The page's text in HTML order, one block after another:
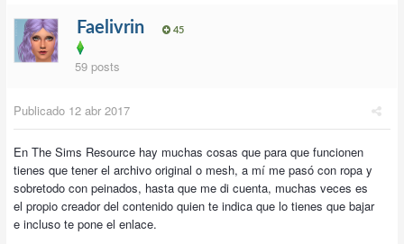
Faelivrin 45
59 posts
Publicado 12 abr 2017
En The Sims Resource hay muchas cosas que para que funcionen
tienes que tener el archivo original o mesh, a mí me pasó con ropa y
sobretodo con peinados, hasta que me di cuenta, muchas veces es
el propio creador del contenido quien te indica que lo tienes que bajar
e incluso te pone el enlace.